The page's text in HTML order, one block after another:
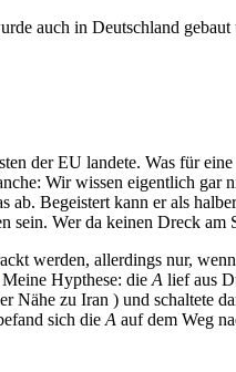
auch in Deutschland
der EU landete. Was für
Wir wissen eigentlich gar
ab. Begeistert kann er als
sein. Wer da keinen Dreck am
werden, allerdings nur,
Meine Hypthese: die A lief aus
zu Iran ) und schaltete
sich die A auf dem Weg